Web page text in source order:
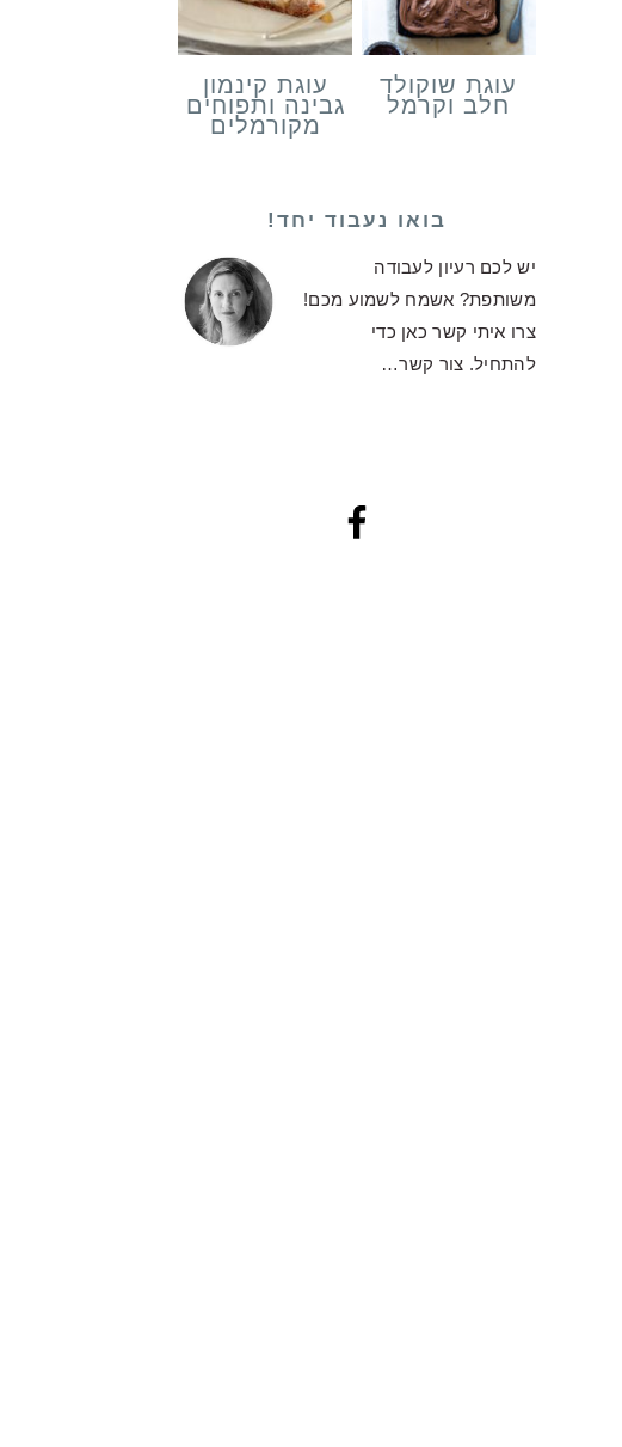
עוגת קינמון
גבינה ותפוחים
מקורמלים
עוגת שוקולד
חלב וקרמל
בואו נעבוד יחד!
יש לכם רעיון לעבודה
משותפת? אשמח לשמוע מכם!
צרו איתי קשר כאן כדי
להתחיל. צור קשר…